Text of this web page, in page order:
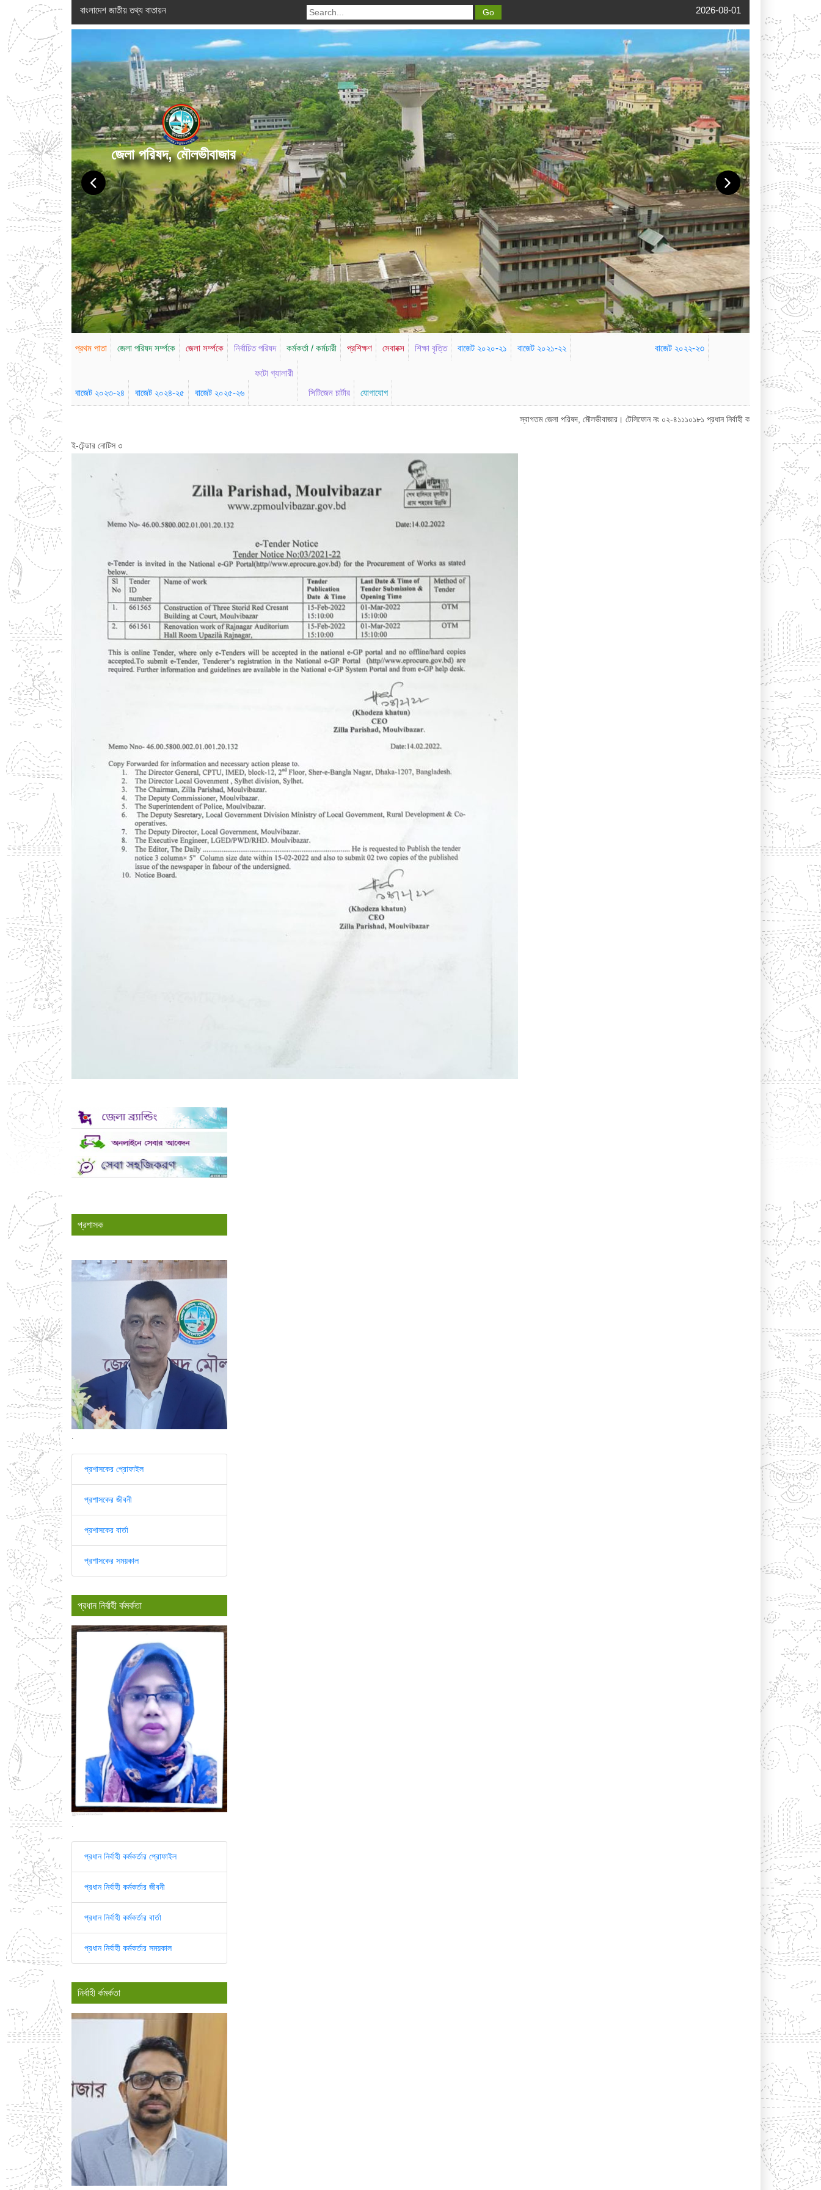
বাংলাদেশ জাতীয় তথ্য বাতায়ন 2026-08-01
জেলা পরিষদ, মৌলভীবাজার
প্রথম পাতা জেলা পরিষদ সর্ম্পকে জেলা সর্ম্পকে নির্বাচিত পরিষদ কর্মকর্তা / কর্মচারী প্রশিক্ষণ সেবাবক্স শিক্ষা বৃত্তি বাজেট ২০২০-২১ বাজেট ২০২১-২২ বাজেট ২০২২-২৩
বাজেট ২০২৩-২৪ বাজেট ২০২৪-২৫ বাজেট ২০২৫-২৬
ফটো গ্যালারী
সিটিজেন চার্টার
যোগাযোগ
স্বাগতম জেলা পরিষদ, মৌলভীবাজার। টেলিফোন নং ০২-৪১১১০১৮১ প্রধান নির্বাহী কর্মকর্তা অফিস : ০২-৪১১১০১৮০ জেলা
ই-টেন্ডার নোটিস ৩
প্রশাসক
.
প্রশাসকের প্রোফাইল
প্রশাসকের জীবনী
প্রশাসকের বার্তা
প্রশাসকের সময়কাল
প্রধান নির্বাহী র্কমর্কতা
.
প্রধান নির্বাহী কর্মকর্তার প্রোফাইল
প্রধান নির্বাহী কর্মকর্তার জীবনী
প্রধান নির্বাহী কর্মকর্তার বার্তা
প্রধান নির্বাহী কর্মকর্তার সময়কাল
নির্বাহী র্কমর্কতা